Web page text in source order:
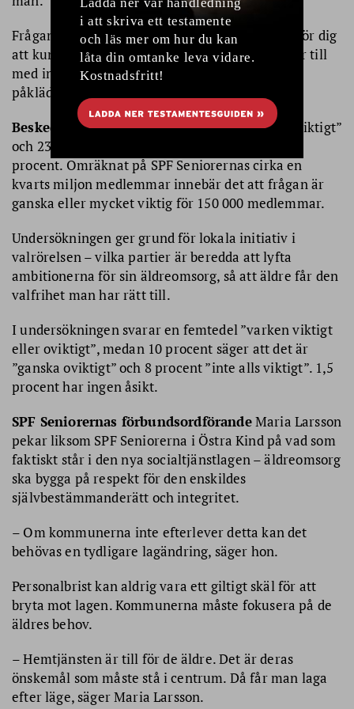
Frågan formulerades så här: Hur viktigt är det för dig
att kunna välja kön på den personal som hjälper till
med intima moment, till exempel dusch eller
påklädning?
Beskedet är klart:38 procent svarar ”mycket viktigt”
och 23 procent ”ganska viktigt”, sammanlagt 61
procent. Omräknat på SPF Seniorernas cirka en
kvarts miljon medlemmar innebär det att frågan är
ganska eller mycket viktig för 150 000 medlemmar.
Undersökningen ger grund för lokala initiativ i
valrörelsen – vilka partier är beredda att lyfta
ambitionerna för sin äldreomsorg, så att äldre får den
valfrihet man har rätt till.
I undersökningen svarar en femtedel ”varken viktigt
eller oviktigt”, medan 10 procent säger att det är
”ganska oviktigt” och 8 procent ”inte alls viktigt”. 1,5
procent har ingen åsikt.
SPF Seniorernas förbundsordförandeMaria Larsson
pekar liksom SPF Seniorerna i Östra Kind på vad som
faktiskt står i den nya socialtjänstlagen – äldreomsorg
ska bygga på respekt för den enskildes
självbestämmanderätt och integritet.
– Om kommunerna inte efterlever detta kan det
behövas en tydligare lagändring, säger hon.
Personalbrist kan aldrig vara ett giltigt skäl för att
bryta mot lagen. Kommunerna måste fokusera på de
äldres behov.
– Hemtjänsten är till för de äldre. Det är deras
önskemål som måste stå i centrum. Då får man laga
efter läge, säger Maria Larsson.